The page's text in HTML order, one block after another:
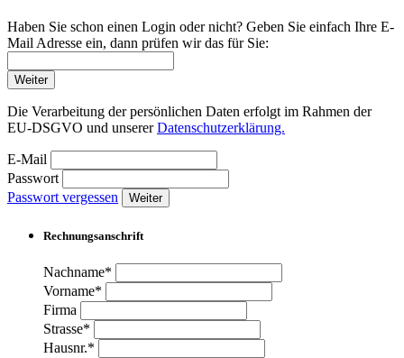
Haben Sie schon einen Login oder nicht? Geben Sie einfach Ihre E-
Mail Adresse ein, dann prüfen wir das für Sie:
Weiter
Die Verarbeitung der persönlichen Daten erfolgt im Rahmen der
EU-DSGVO und unsererDatenschutzerklärung.
E-Mail
Passwort
Passwort vergessen
Weiter
Rechnungsanschrift
Nachname*
Vorname*
Firma
Strasse*
Hausnr.*